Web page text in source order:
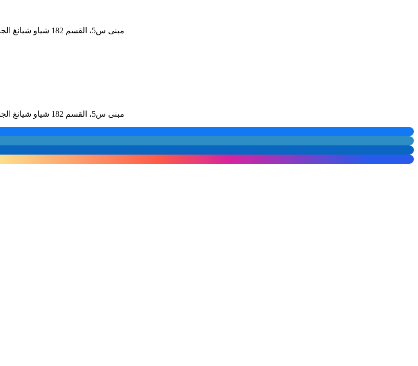
إضافة: RM.819، مبنى س5، القسم 182 شياو شيانغ الجنوب أ.د، يانغهو ش., يويلو المنطقة، تشانغشا، هونان، الصين
إضافة: RM.819، مبنى س5، القسم 182 شياو شيانغ الجنوب أ.د، يانغهو ش., يويلو المنطقة، تشانغشا، هونان، الصين